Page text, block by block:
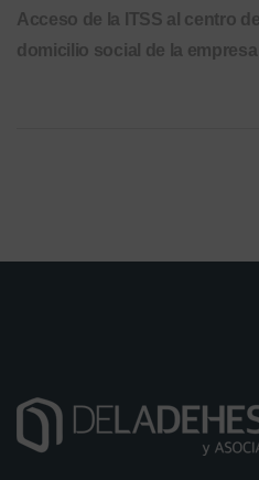
Acceso de la ITSS al centro
domicilio social de la empresa